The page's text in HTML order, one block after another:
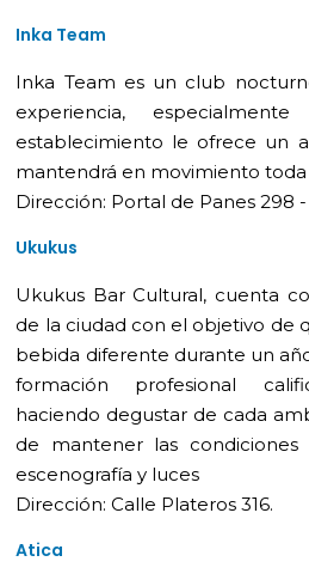
Inka Team
Inka Team es un club
experiencia,
establecimiento le ofrece un
mantendrá en movimiento toda
Dirección: Portal de Panes 298 -
Ukukus
Ukukus Bar Cultural, cuenta
de la ciudad con el objetivo de
bebida diferente durante un
formación profesional
haciendo degustar de cada
de mantener las condiciones
escenografía y luces
Dirección: Calle Plateros 316.
Atica